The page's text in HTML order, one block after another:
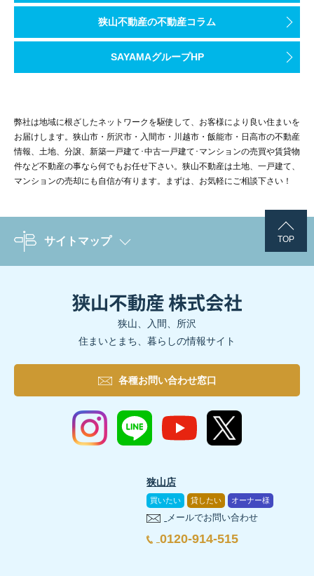
狭山不動産の不動産コラム
SAYAMAグループHP
弊社は地域に根ざしたネットワークを駆使して、お客様により良い住まいを
お届けします。狭山市・所沢市・入間市・川越市・飯能市・日高市の不動産
情報、土地、分譲、新築一戸建て･中古一戸建て･マンションの売買や賃貸物
件など不動産の事なら何でもお任せ下さい。狭山不動産は土地、一戸建て、
マンションの売却にも自信が有ります。まずは、お気軽にご相談下さい！
TOP
サイトマップ
狭山、入間、所沢
住まいとまち、暮らしの情報サイト
各種お問い合わせ窓口
狭山店
買いたい 貸したい オーナー様
メールでお問い合わせ
0120-914-515